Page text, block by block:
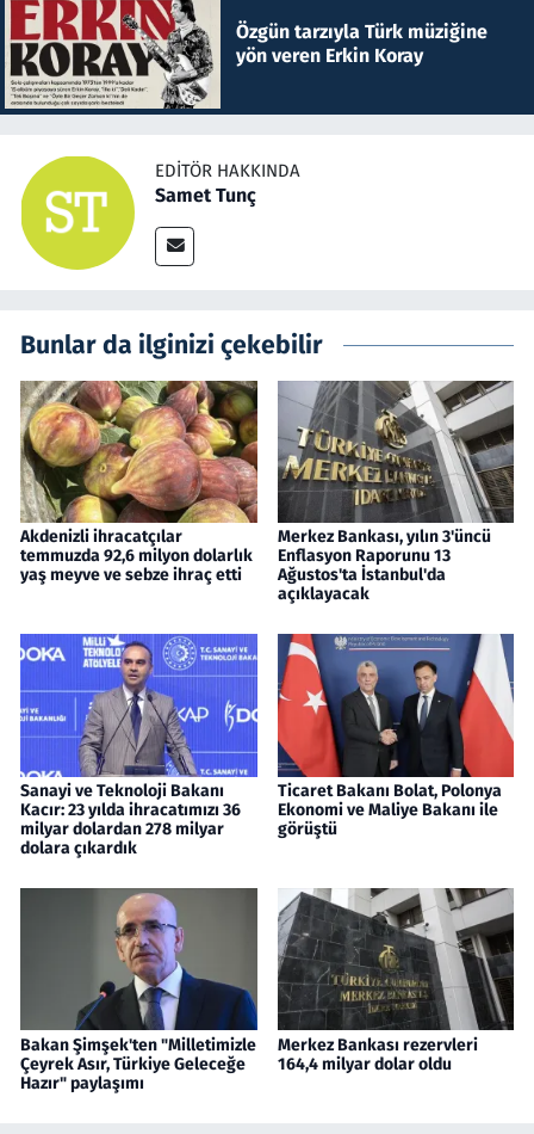
Özgün tarzıyla Türk müziğine
yön veren Erkin Koray
EDITÖR HAKKINDA
Samet Tunç
Bunlar da ilginizi çekebilir
Akdenizli ihracatçılar
temmuzda 92,6 milyon dolarlık
yaş meyve ve sebze ihraç etti
Merkez Bankası, yılın 3'üncü
Enflasyon Raporunu 13
Ağustos'ta İstanbul'da
açıklayacak
Sanayi ve Teknoloji Bakanı
Kacır: 23 yılda ihracatımızı 36
milyar dolardan 278 milyar
dolara çıkardık
Ticaret Bakanı Bolat, Polonya
Ekonomi ve Maliye Bakanı ile
görüştü
Bakan Şimşek'ten "Milletimizle
Çeyrek Asır, Türkiye Geleceğe
Hazır" paylaşımı
Merkez Bankası rezervleri
164,4 milyar dolar oldu